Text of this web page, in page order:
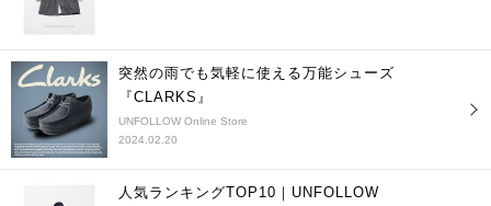
突然の雨でも気軽に使える万能シューズ
『CLARKS』
UNFOLLOW Online Store
2024.02.20
人気ランキングTOP10｜UNFOLLOW